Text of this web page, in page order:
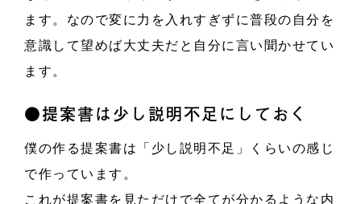
ます。なので変に力を入れすぎずに普段の自分を
意識して望めば大丈夫だと自分に言い聞かせてい
ます。
●提案書は少し説明不足にしておく
僕の作る提案書は「少し説明不足」くらいの感じ
で作っています。
これが提案書を見ただけで全てが分かるような内